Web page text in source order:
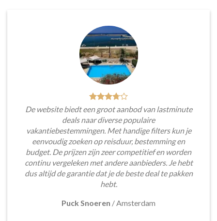
De website biedt een groot aanbod van lastminute
deals naar diverse populaire
vakantiebestemmingen. Met handige filters kun je
eenvoudig zoeken op reisduur, bestemming en
budget. De prijzen zijn zeer competitief en worden
continu vergeleken met andere aanbieders. Je hebt
dus altijd de garantie dat je de beste deal te pakken
hebt.
Puck Snoeren /Amsterdam